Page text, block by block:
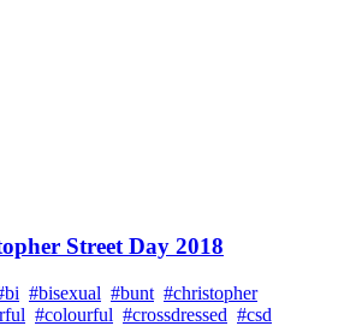
Street Day 2018
#bisexual #bunt #christopher
#colourful #crossdressed #csd